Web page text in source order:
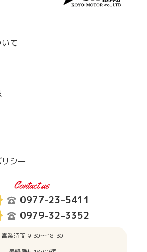
て
シー
0977-23-5411
0979-32-3352
営業時間 9:30〜18:30